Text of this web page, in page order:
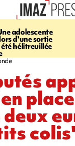
adolescente
d'une sortie
hélitreuillée